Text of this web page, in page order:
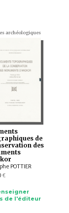
archéologiques
de
des
POTTIER
€
de l'éditeur